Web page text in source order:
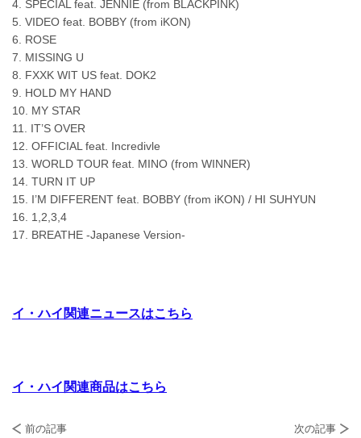
4. SPECIAL feat. JENNIE (from BLACKPINK)
5. VIDEO feat. BOBBY (from iKON)
6. ROSE
7. MISSING U
8. FXXK WIT US feat. DOK2
9. HOLD MY HAND
10. MY STAR
11. IT’S OVER
12. OFFICIAL feat. Incredivle
13. WORLD TOUR feat. MINO (from WINNER)
14. TURN IT UP
15. I’M DIFFERENT feat. BOBBY (from iKON) / HI SUHYUN
16. 1,2,3,4
17. BREATHE -Japanese Version-
イ・ハイ関連ニュースはこちら
イ・ハイ関連商品はこちら
前の記事 次の記事